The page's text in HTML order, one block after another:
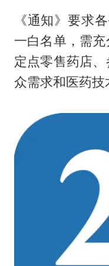
《通知》要求
一白名单，需
定点零售药店
众需求和医药技